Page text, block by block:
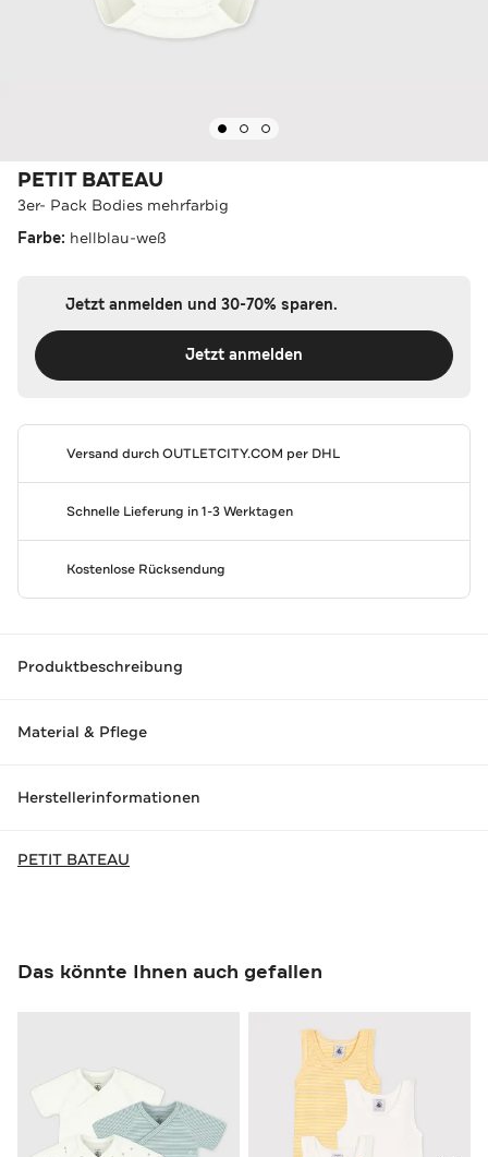
PETIT BATEAU
3er- Pack Bodies mehrfarbig
Farbe: hellblau-weß
Jetzt anmelden und 30-70% sparen.
Jetzt anmelden
Versand durchOUTLETCITY.COM per DHL
Schnelle Lieferung in 1-3 Werktagen
Kostenlose Rücksendung
Produktbeschreibung
Material & Pflege
Herstellerinformationen
PETIT BATEAU
Das könnte Ihnen auch gefallen